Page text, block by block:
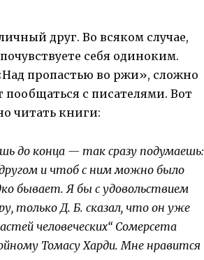
друг. Во всяком случае,
себя одиноким.
пропастью во ржи», сложно
пообщаться с писателями. Вот
читать книги:
до конца — так сразу подумаешь:
и чтоб с ним можно было
бывает. Я бы с удовольствием
только Д. Б. ска­зал, что он уже
человеческих“ Сомерсета
Томасу Харди. Мне нравится